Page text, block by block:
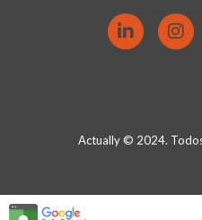
Actually © 2024.